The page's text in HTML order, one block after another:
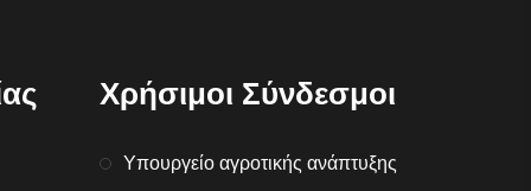
Χρήσιμοι Σύνδεσμοι
Υπουργείο αγροτικής ανάπτυξης